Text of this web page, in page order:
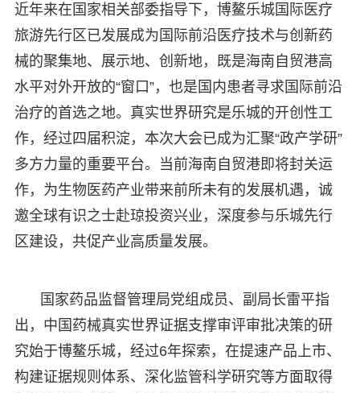
近年来在国家相关部委指导下，博鳌乐城国际医疗
旅游先行区已发展成为国际前沿医疗技术与创新药
械的聚集地、展示地、创新地，既是海南自贸港高
水平对外开放的“窗口”，也是国内患者寻求国际前沿
治疗的首选之地。真实世界研究是乐城的开创性工
作，经过四届积淀，本次大会已成为汇聚“政产学研”
多方力量的重要平台。当前海南自贸港即将封关运
作，为生物医药产业带来前所未有的发展机遇，诚
邀全球有识之士赴琼投资兴业，深度参与乐城先行
区建设，共促产业高质量发展。​
国家药品监督管理局党组成员、副局长雷平指
出，中国药械真实世界证据支撑审评审批决策的研
究始于博鳌乐城，经过6年探索，在提速产品上市、
构建证据规则体系、深化监管科学研究等方面取得